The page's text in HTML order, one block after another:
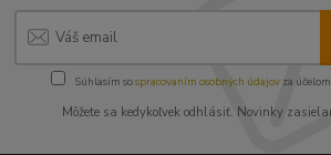
Súhlasím sospracovaním osobných údajov za
Môžete sa kedykoľvek odhlásiť. Novinky